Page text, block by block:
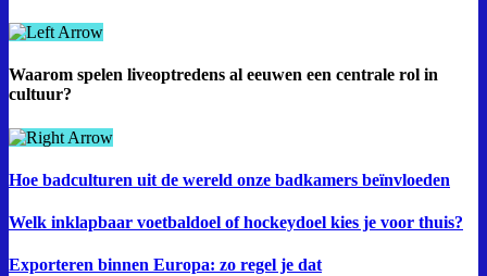
Waarom spelen liveoptredens al eeuwen een centrale rol in
cultuur?
Hoe badculturen uit de wereld onze badkamers beïnvloeden
Welk inklapbaar voetbaldoel of hockeydoel kies je voor thuis?
Exporteren binnen Europa: zo regel je dat